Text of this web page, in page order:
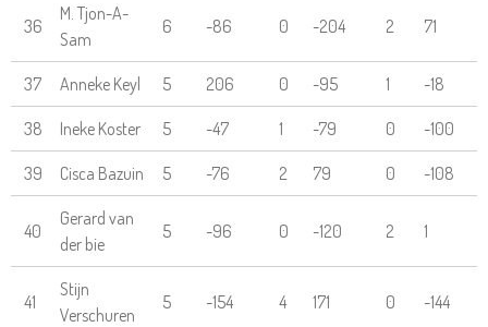
36
M. Tjon-A-
Sam
6 -86 0 -204 2 71
37 Anneke Keyl 5 206 0 -95 1 -18
38 Ineke Koster 5 -47 1 -79 0 -100
39 Cisca Bazuin 5 -76 2 79 0 -108
40
Gerard van
der bie
5 -96 0 -120 2 1
41
Stijn
Verschuren
5 -154 4 171 0 -144